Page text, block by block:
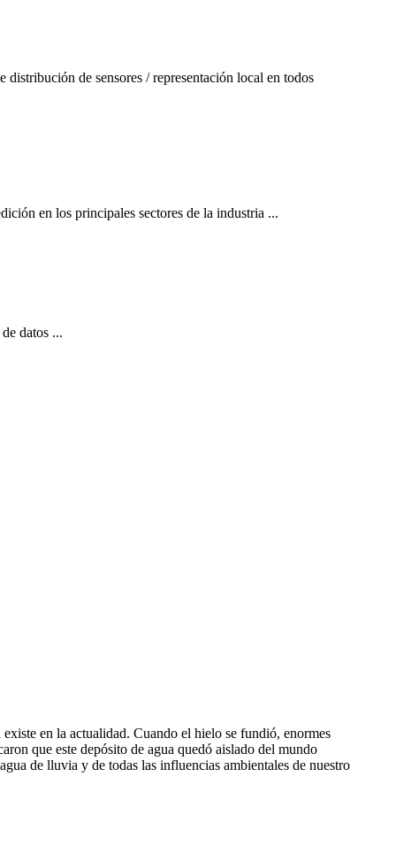
de sensores / representación local en todos
en los principales sectores de la industria ...
datos ...
en la actualidad. Cuando el hielo se fundió, enormes
que este depósito de agua quedó aislado del mundo
de lluvia y de todas las influencias ambientales de nuestro